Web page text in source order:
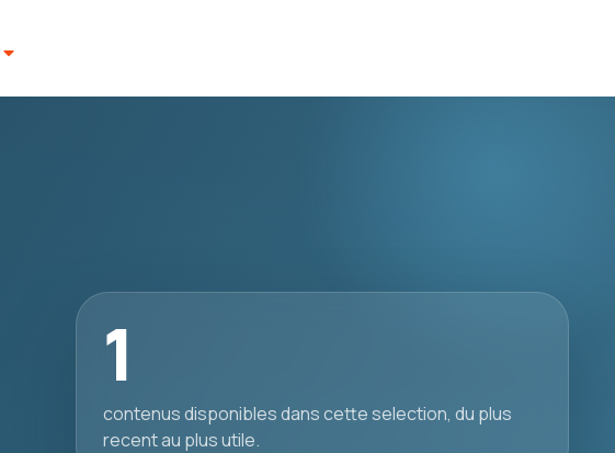
1
contenus disponibles dans cette selection, du plus
recent au plus utile.